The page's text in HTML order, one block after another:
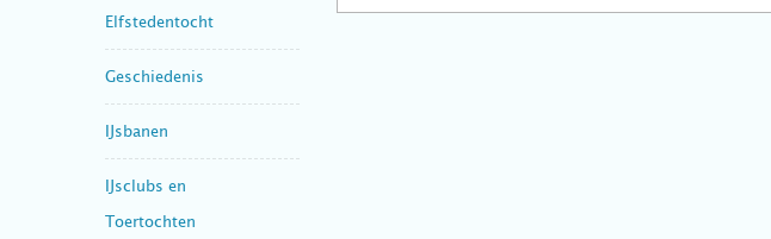
Elfstedentocht
Geschiedenis
IJsbanen
IJsclubs en
Toertochten